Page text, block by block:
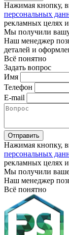
Нажимая кнопку,
персональных
рекламных целях
Мы получили вашу
Наш менеджер
деталей и
Всё понятно
Задать вопрос
Имя
Телефон
E-mail
Отправить
Нажимая кнопку,
персональных
рекламных целях
Мы получили
Наш менеджер
Всё понятно